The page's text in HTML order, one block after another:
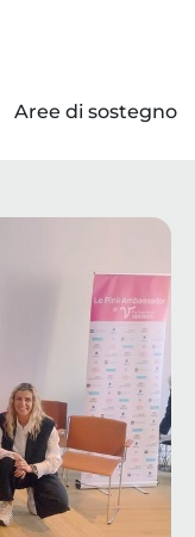
Aree di sostegno